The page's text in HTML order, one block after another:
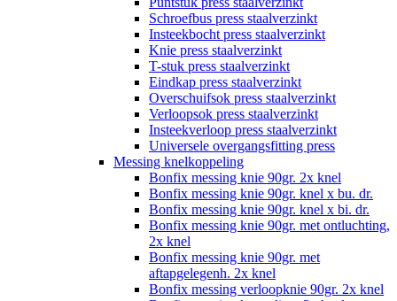
Schroefbus press staalverzinkt
Insteekbocht press staalverzinkt
Knie press staalverzinkt
T-stuk press staalverzinkt
Eindkap press staalverzinkt
Overschuifsok press staalverzinkt
Verloopsok press staalverzinkt
Insteekverloop press staalverzinkt
Universele overgangsfitting press
Messing knelkoppeling
Bonfix messing knie 90gr. 2x knel
Bonfix messing knie 90gr. knel x bu. dr.
Bonfix messing knie 90gr. knel x bi. dr.
Bonfix messing knie 90gr. met ontluchting,
2x knel
Bonfix messing knie 90gr. met
aftapgelegenh. 2x knel
Bonfix messing verloopknie 90gr. 2x knel